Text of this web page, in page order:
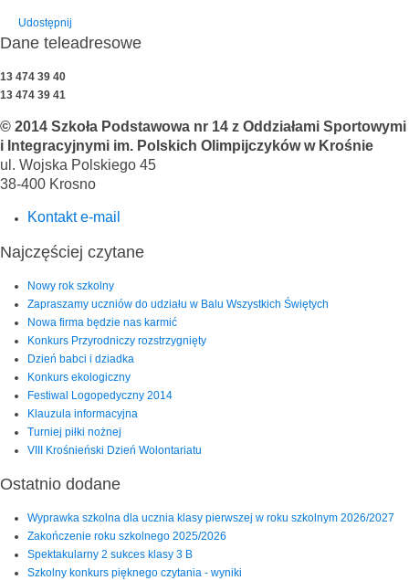
Udostępnij
Dane teleadresowe
13 474 39 40
13 474 39 41
© 2014 Szkoła Podstawowa nr 14 z Oddziałami Sportowymi
i Integracyjnymi im. Polskich Olimpijczyków w Krośnie
ul. Wojska Polskiego 45
38-400 Krosno
Kontakt e-mail
Najczęściej czytane
Nowy rok szkolny
Zapraszamy uczniów do udziału w Balu Wszystkich Świętych
Nowa firma będzie nas karmić
Konkurs Przyrodniczy rozstrzygnięty
Dzień babci i dziadka
Konkurs ekologiczny
Festiwal Logopedyczny 2014
Klauzula informacyjna
Turniej piłki nożnej
VIII Krośnieński Dzień Wolontariatu
Ostatnio dodane
Wyprawka szkolna dla ucznia klasy pierwszej w roku szkolnym 2026/2027
Zakończenie roku szkolnego 2025/2026
Spektakularny 2 sukces klasy 3 B
Szkolny konkurs pięknego czytania - wyniki